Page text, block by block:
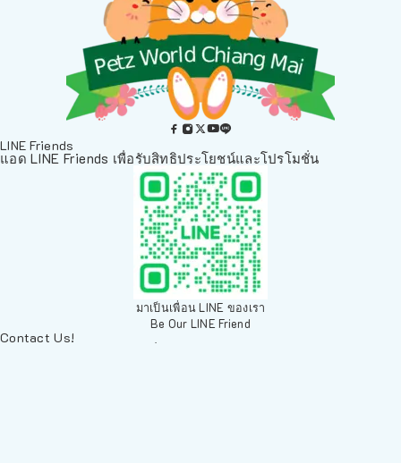
LINE Friends
แอด LINE Friends เพื่อรับสิทธิประโยชน์และโปรโมชั่น
มาเป็นเพื่อน LINE ของเรา
Be Our LINE Friend
Contact Us!